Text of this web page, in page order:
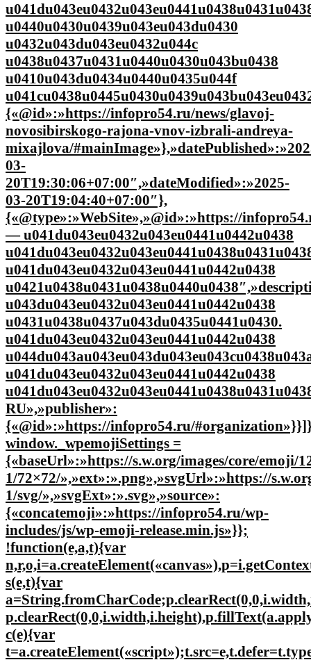
u0440u0430u0439u043eu043du0430
u0432u043du043eu0432u044c
u0438u0437u0431u0440u0430u043bu0438
u0410u043du0434u0440u0435u044f
{«@id»:»https://infopro54.ru/news/glavoj-
novosibirskogo-rajona-vnov-izbrali-andreya-
mixajlova/
03-
20T19:30:06+07:00″,»dateModified»:»2025-
03-20T19:04:40+07:00″},
{«@type»:»WebSite»,»@id»:»https://
— u041du043eu0432u043eu0441u0442u0438
u041du043eu0432u043eu0441u0442u0438
u043du043eu0432u043eu0441u0442u0438
u0431u0438u0437u043du0435u0441u0430.
u041du043eu0432u043eu0441u0442u0438
u041du043eu0432u043eu0441u0442u0438
RU»,»publisher»:
{«@id»:»https://infopro54.ru/
window._wpemojiSettings =
{«baseUrl»:»https://s.w.org/images/core/emoji/
1/72×72/»,»ext»:».png»,»svgUrl»:»https://
1/svg/»,»svgExt»:».svg»,»source»:
{«concatemoji»:»https://infopro54.ru/wp-
includes/js/wp-emoji-release.min.js»}};
!function(e,a,t){var
s(e,t){var
c(e){var